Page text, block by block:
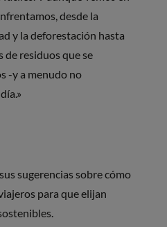
desde la
y la deforestación hasta
de residuos que se
-y a menudo no
sugerencias sobre cómo
para que elijan